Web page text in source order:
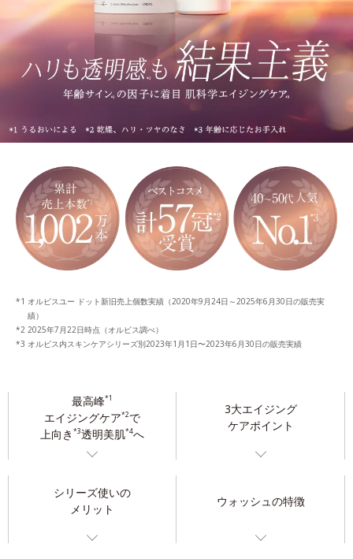
オルビスユー ドット新旧売上個数実績（2020年9月24日～2025年6月30日の販売実
績）
2025年7月22日時点（オルビス調べ）
オルビス内スキンケアシリーズ別2023年1月1日〜2023年6月30日の販売実績
最高峰*1
エイジングケア*2で
上向き *3透明美肌*4へ
3大エイジング
ケアポイント
シリーズ使いの
メリット
ウォッシュの特徴